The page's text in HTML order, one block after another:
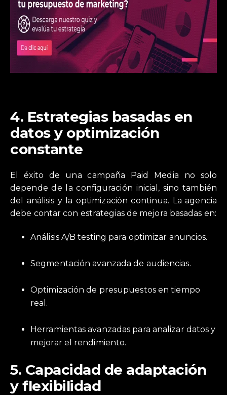
4. Estrategias basadas en
datos y optimización
constante
El éxito de una campaña Paid Media no solo
depende de la configuración inicial, sino también
del análisis y la optimización continua. La agencia
debe contar con estrategias de mejora basadas en:
Análisis A/B testing para optimizar anuncios.
Segmentación avanzada de audiencias.
Optimización de presupuestos en tiempo
real.
Herramientas avanzadas para analizar datos y
mejorar el rendimiento.
5. Capacidad de adaptación
y flexibilidad